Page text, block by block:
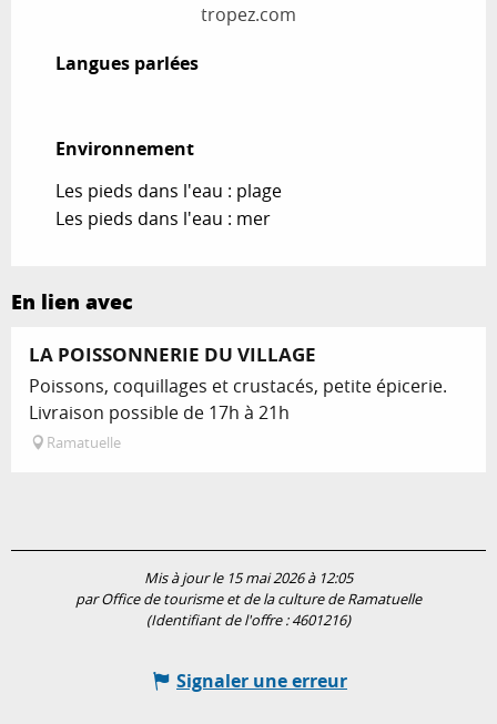
tropez.com
Langues parlées
Langues parlées
Environnement
Environnement
Les pieds dans l'eau : plage
Les pieds dans l'eau : mer
En lien avec
LA POISSONNERIE DU VILLAGE
Poissons, coquillages et crustacés, petite épicerie.
Livraison possible de 17h à 21h
Ramatuelle
Mis à jour le 15 mai 2026 à 12:05
par Office de tourisme et de la culture de Ramatuelle
(Identifiant de l'offre :4601216)
Signaler une erreur